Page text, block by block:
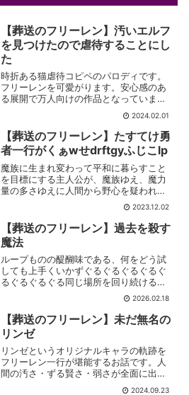
【葬送のフリーレン】汚いエルフ
を見つけたので虐待することにし
た
時折ある猫虐待コピペのパロディです。
フリーレンを可愛がります。安心感のあ
る展開で万人向けの作品となっていまし
2024.02.01
【葬送のフリーレン】たすてけ勇
者一行がくぁwせdrftgyふじこlp
魔族に生まれ変わって平和に暮らすこと
を目標にする主人公が、魔族ゆえ、魔力
量の多さゆえに人間から野心を疑われ警
戒されます。往年の勘違いものの息吹を
2023.12.02
【葬送のフリーレン】過去を殺す
魔法
ループものの醍醐味である、何をどう試
しても上手くいかずぐるぐるぐるぐるぐ
るぐるぐるぐる同じ場所を回り続ける現
2026.02.18
【葬送のフリーレン】未だ無名の
リンゼ
リンゼというオリジナルキャラの軌跡を
フリーレン一行が堪能するお話です。人
間の汚さ・ずる賢さ・弱さが全面に出て
いて愉しめる作品になっています。2024.09.23